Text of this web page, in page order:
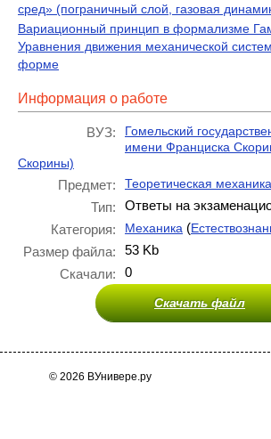
сред» (пограничный слой, газовая
Вариационный принцип в формализме
Уравнения движения механической
форме
Информация о работе
ВУЗ:
Гомельский
имени Франциска
Скорины)
Предмет: Теоретическая механика
Тип:
Ответы на
Категория:
Механика (
Размер файла:
53 Kb
Скачали:
0
Скачать файл
© 2026 ВУнивере.ру